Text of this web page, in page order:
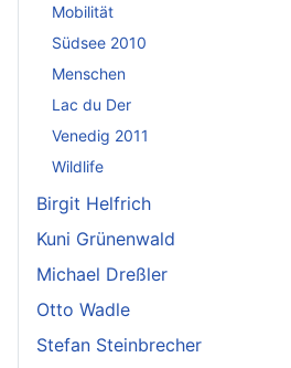
Mobilität
Südsee 2010
Menschen
Lac du Der
Venedig 2011
Wildlife
Birgit Helfrich
Kuni Grünenwald
Michael Dreßler
Otto Wadle
Stefan Steinbrecher